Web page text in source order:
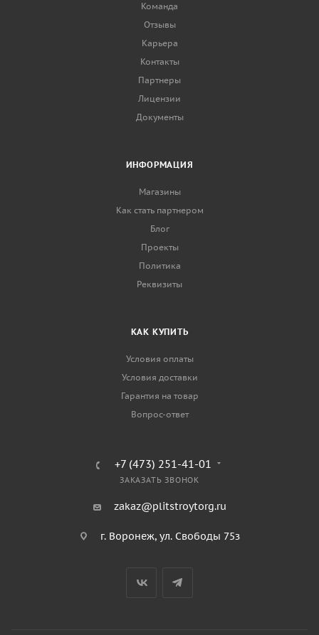
Команда
Отзывы
Карьера
Контакты
Партнеры
Лицензии
Документы
ИНФОРМАЦИЯ
Магазины
Как стать партнером
Блог
Проекты
Политика
Реквизиты
КАК КУПИТЬ
Условия оплаты
Условия доставки
Гарантия на товар
Вопрос-ответ
+7 (473) 251-41-01
ЗАКАЗАТЬ ЗВОНОК
zakaz@plitstroytorg.ru
г. Воронеж, ул. Свободы 75з